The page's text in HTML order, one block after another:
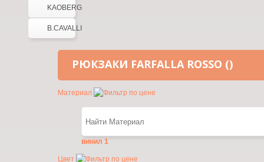
KAOBERG
B.CAVALLI
РЮКЗАКИ FARFALLA ROSSO ()
Материал
винил 1
Цвет